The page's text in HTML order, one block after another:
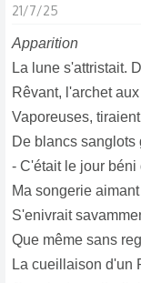
c
i
o
n
s
:
21/7/25
Apparition
La lune s'attristait.
Rêvant, l'archet
Vaporeuses,
De blancs sanglots
- C'était le jour béni
Ma songerie
S'enivrait
Que même sans
La cueillaison d'un